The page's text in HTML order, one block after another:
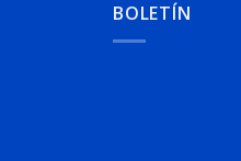
BOLETÍN